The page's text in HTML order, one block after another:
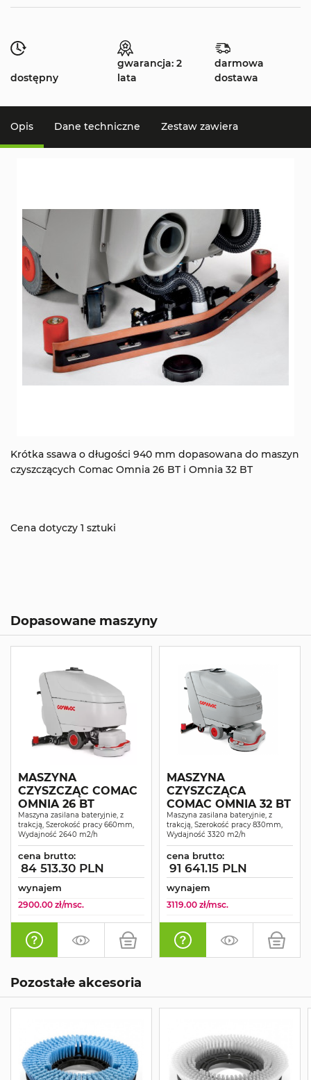
dostępny
gwarancja: 2
lata
darmowa
dostawa
Opis Dane techniczne Zestaw zawiera
Krótka ssawa o długości 940 mm dopasowana do maszyn
czyszczących Comac Omnia 26 BT i Omnia 32 BT
Cena dotyczy 1 sztuki
Dopasowane maszyny
MASZYNA
CZYSZCZĄC COMAC
OMNIA 26 BT
Maszyna zasilana bateryjnie, z
trakcją, Szerokość pracy 660mm,
Wydajność 2640 m2/h
cena brutto:
84 513.30 PLN
wynajem
2900.00 zł/msc.
MASZYNA
CZYSZCZĄCA
COMAC OMNIA 32 BT
Maszyna zasilana bateryjnie, z
trakcją, Szerokość pracy 830mm,
Wydajność 3320 m2/h
cena brutto:
91 641.15 PLN
wynajem
3119.00 zł/msc.
Pozostałe akcesoria